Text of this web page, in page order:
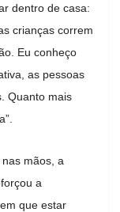
dentro de casa:
crianças correm
Eu conheço
as pessoas
Quanto mais
mãos, a
a
que estar